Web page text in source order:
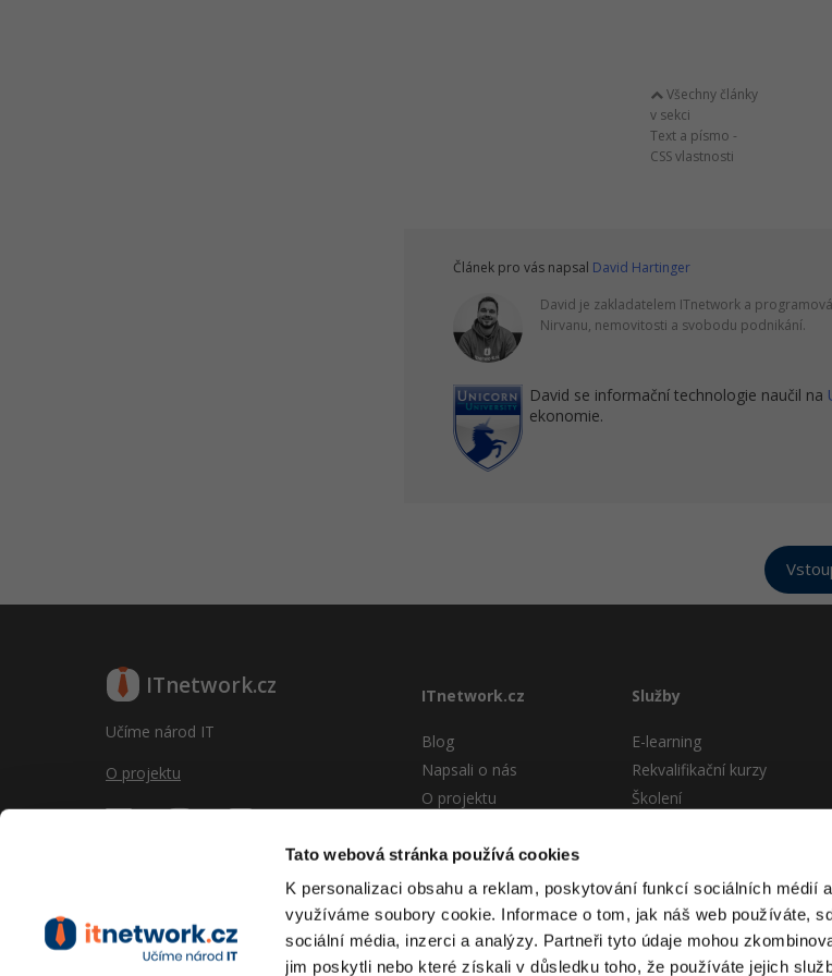
Tato webová stránka používá cookies
K personalizaci obsahu a reklam, poskytování funkcí sociálních médií
využíváme soubory cookie. Informace o tom, jak náš web používáte,
sociální média, inzerci a analýzy. Partneři tyto údaje mohou
jim poskytli nebo které získali v důsledku toho, že používáte jejich
Všechny články
v sekci
Text a písmo -
CSS vlastnosti
Článek pro vás napsal David Hartinger
David je zakladatelem ITnetwork a
Nirvanu, nemovitosti a svobodu podnikání.
David se informační technologie naučil na
ekonomie.
ITnetwork.cz
Učíme národ IT
O projektu
ITnetwork.cz
Blog
Napsali o nás
O projektu
Vývoj systému
Provozní podmínky
RSS
Kontakt
Služby
E-learning
Rekvalifikační kurzy
Školení